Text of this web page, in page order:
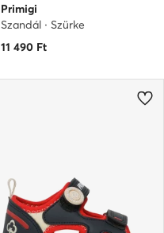
Primigi
Szandál · Szürke
11 490 Ft